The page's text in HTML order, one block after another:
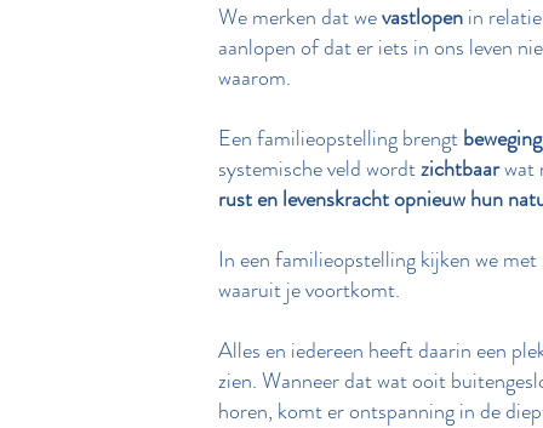
We merken dat wevastlopenin
aanlopen of dat er iets in ons leven
waarom.
Een familieopstelling brengt
systemische veld wordtzichtbaarwat
rust en levenskracht opnieuw hun
In een familieopstelling kijken we met
waaruit je voortkomt.
Alles en iedereen heeft daarin een
zien. Wanneer dat wat ooit
horen, komt er ontspanning in de